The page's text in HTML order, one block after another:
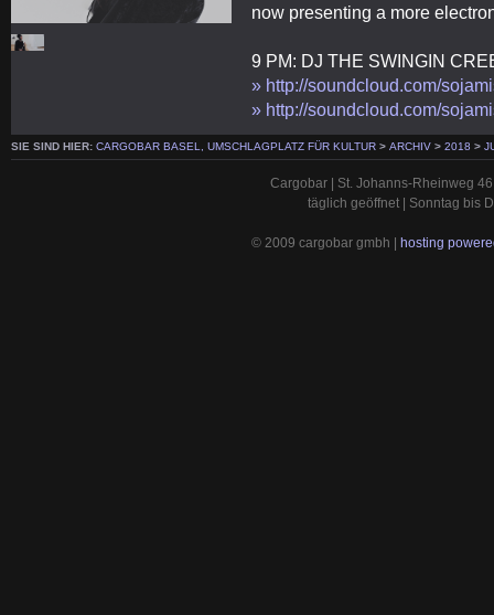
now presenting a more
9 PM: DJ THE SWINGIN
» http://soundcloud.com/
» http://soundcloud.com/
SIE SIND HIER: CARGOBAR BASEL, UMSCHLAGPLATZ FÜR KULTUR > ARCHIV > 2018 >
Cargobar | St. Johanns-Rheinweg
täglich geöffnet | Sonntag bis
© 2009 cargobar gmbh | hosting